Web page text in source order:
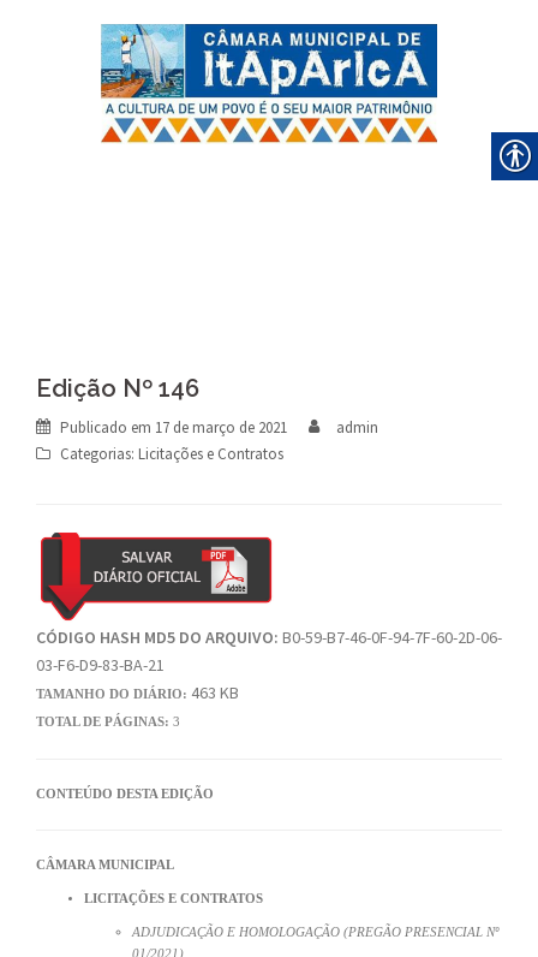
Edição Nº 146
Publicado em 17 de março de 2021
admin
Categorias: Licitações e Contratos
CÓDIGO HASH MD5 DO ARQUIVO: B0-59-B7-46-0F-94-7F-60-2D-06-
03-F6-D9-83-BA-21
TAMANHO DO DIÁRIO: 463 KB
TOTAL DE PÁGINAS: 3
CONTEÚDO DESTA EDIÇÃO
CÂMARA MUNICIPAL
LICITAÇÕES E CONTRATOS
ADJUDICAÇÃO E HOMOLOGAÇÃO (PREGÃO PRESENCIAL Nº
01/2021)